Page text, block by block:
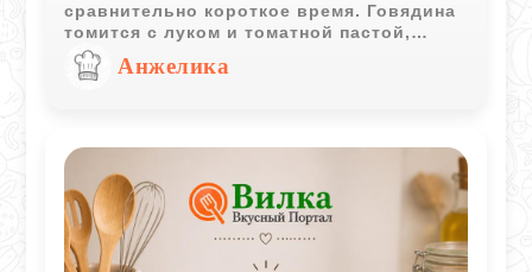
сравнительно короткое время. Говядина
томится с луком и томатной пастой,
приобретая насыщенный вкус и
аппетитную подливу.
Анжелика